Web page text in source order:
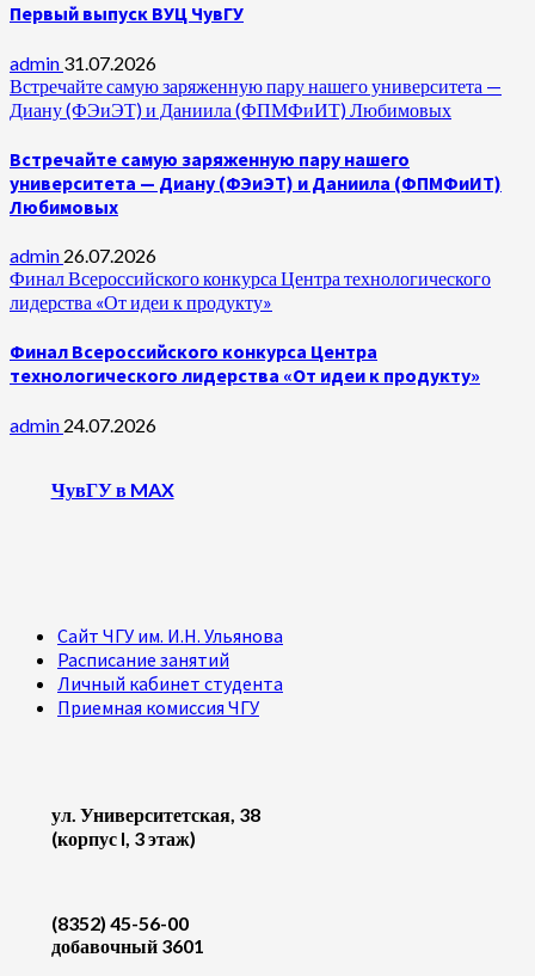
Первый выпуск ВУЦ ЧувГУ
admin 31.07.2026
Встречайте самую заряженную пару нашего университета —
Диану (ФЭиЭТ) и Даниила (ФПМФиИТ) Любимовых
Встречайте самую заряженную пару нашего
университета — Диану (ФЭиЭТ) и Даниила (ФПМФиИТ)
Любимовых
admin 26.07.2026
Финал Всероссийского конкурса Центра технологического
лидерства «От идеи к продукту»
Финал Всероссийского конкурса Центра
технологического лидерства «От идеи к продукту»
admin 24.07.2026
ЧувГУ в MAX
Сайт ЧГУ им. И.Н. Ульянова
Расписание занятий
Личный кабинет студента
Приемная комиссия ЧГУ
ул. Университетская, 38
(корпус I, 3 этаж)
(8352) 45-56-00
добавочный 3601